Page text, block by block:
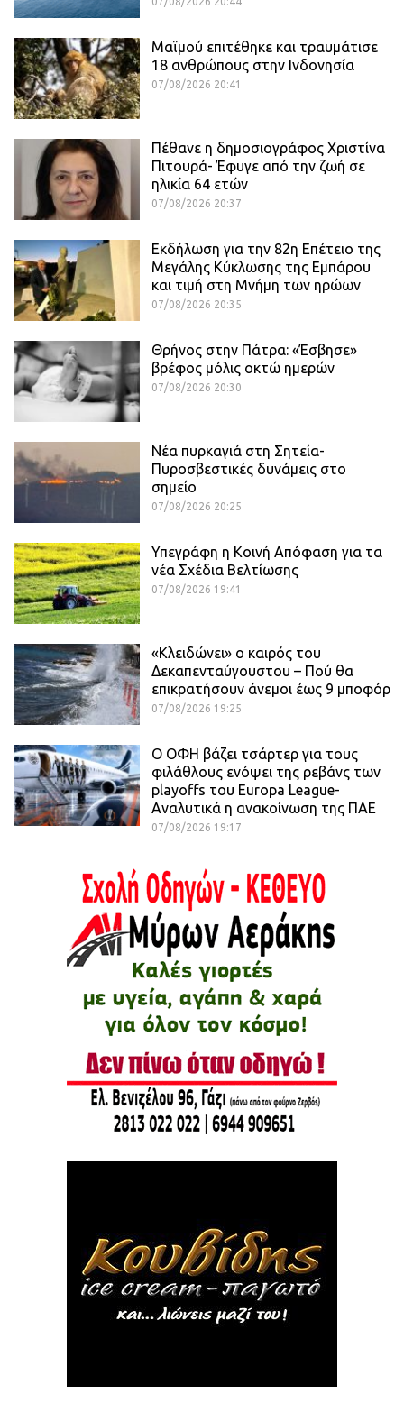
Μαϊμού επιτέθηκε και τραυμάτισε
18 ανθρώπους στην Ινδονησία
07/08/2026 20:41
Πέθανε η δημοσιογράφος Χριστίνα
Πιτουρά- Έφυγε από την ζωή σε
ηλικία 64 ετών
07/08/2026 20:37
Εκδήλωση για την 82η Επέτειο της
Μεγάλης Κύκλωσης της Εμπάρου
και τιμή στη Μνήμη των ηρώων
07/08/2026 20:35
Θρήνος στην Πάτρα: «Έσβησε»
βρέφος μόλις οκτώ ημερών
07/08/2026 20:30
Νέα πυρκαγιά στη Σητεία-
Πυροσβεστικές δυνάμεις στο
σημείο
07/08/2026 20:25
Υπεγράφη η Κοινή Απόφαση για τα
νέα Σχέδια Βελτίωσης
07/08/2026 19:41
«Κλειδώνει» ο καιρός του
Δεκαπενταύγουστου – Πού θα
επικρατήσουν άνεμοι έως 9 μποφόρ
07/08/2026 19:25
Ο ΟΦΗ βάζει τσάρτερ για τους
φιλάθλους ενόψει της ρεβάνς των
playoffs του Europa League-
Αναλυτικά η ανακοίνωση της ΠΑΕ
07/08/2026 19:17